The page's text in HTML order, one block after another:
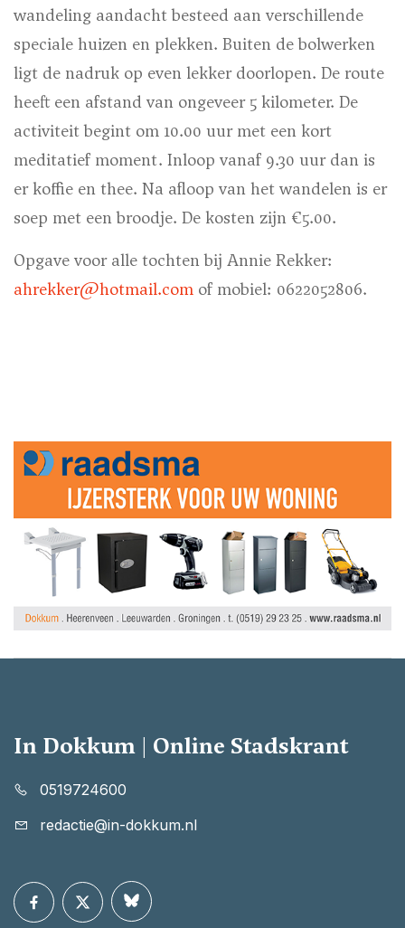
wandeling aandacht besteed aan verschillende
speciale huizen en plekken. Buiten de bolwerken
ligt de nadruk op even lekker doorlopen. De route
heeft een afstand van ongeveer 5 kilometer. De
activiteit begint om 10.00 uur met een kort
meditatief moment. Inloop vanaf 9.30 uur dan is
er koffie en thee. Na afloop van het wandelen is er
soep met een broodje. De kosten zijn €5.00.
Opgave voor alle tochten bij Annie Rekker:
ahrekker@hotmail.com of mobiel: 0622052806.
In Dokkum | Online Stadskrant
0519724600
redactie@in-dokkum.nl